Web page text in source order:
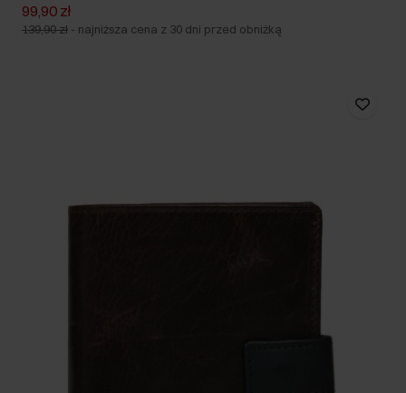
99,90 zł
139,90 zł - najniższa cena z 30 dni przed obniżką